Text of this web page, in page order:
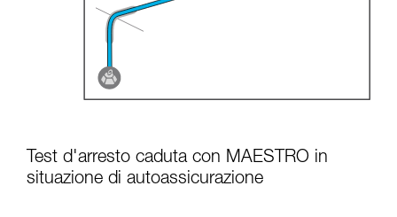
Test d'arresto caduta con MAESTRO in
situazione di autoassicurazione